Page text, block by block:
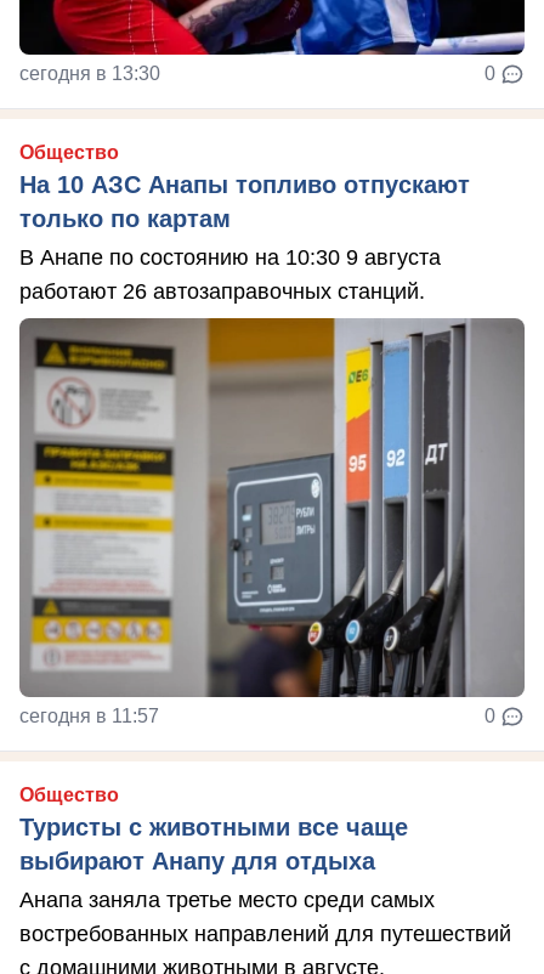
сегодня в 13:30 0
Общество
На 10 АЗС Анапы топливо отпускают
только по картам
В Анапе по состоянию на 10:30 9 августа
работают 26 автозаправочных станций.
сегодня в 11:57 0
Общество
Туристы с животными все чаще
выбирают Анапу для отдыха
Анапа заняла третье место среди самых
востребованных направлений для путешествий
с домашними животными в августе.